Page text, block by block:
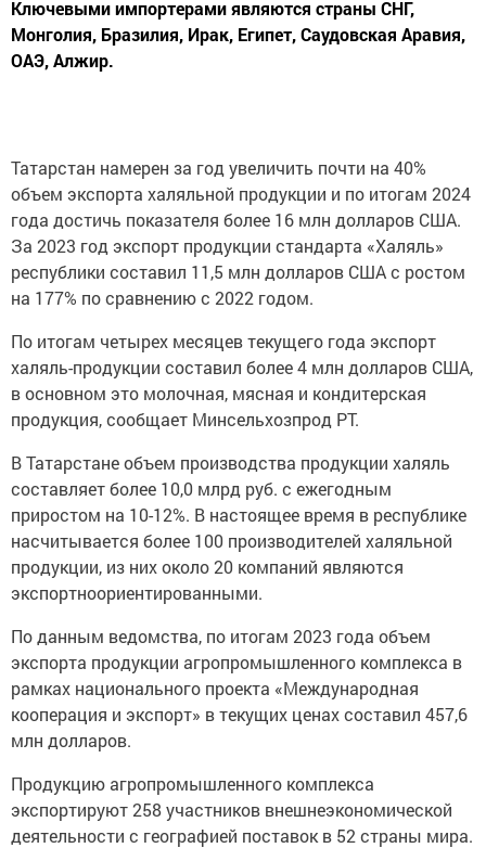
Ключевыми импортерами являются страны СНГ,
Монголия, Бразилия, Ирак, Египет, Саудовская Аравия,
ОАЭ, Алжир.
Татарстан намерен за год увеличить почти на 40%
объем экспорта халяльной продукции и по итогам 2024
года достичь показателя более 16 млн долларов США.
За 2023 год экспорт продукции стандарта «Халяль»
республики составил 11,5 млн долларов США с ростом
на 177% по сравнению с 2022 годом.
По итогам четырех месяцев текущего года экспорт
халяль-продукции составил более 4 млн долларов США,
в основном это молочная, мясная и кондитерская
продукция, сообщает Минсельхозпрод РТ.
В Татарстане объем производства продукции халяль
составляет более 10,0 млрд руб. с ежегодным
приростом на 10-12%. В настоящее время в республике
насчитывается более 100 производителей халяльной
продукции, из них около 20 компаний являются
экспортноориентированными.
По данным ведомства, по итогам 2023 года объем
экспорта продукции агропромышленного комплекса в
рамках национального проекта «Международная
кооперация и экспорт» в текущих ценах составил 457,6
млн долларов.
Продукцию агропромышленного комплекса
экспортируют 258 участников внешнеэкономической
деятельности с географией поставок в 52 страны мира.